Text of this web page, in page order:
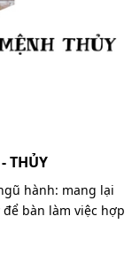
THỦY
hành: mang lại
bàn làm việc hợp